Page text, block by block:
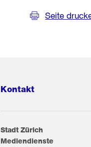
Seite
Kontakt
Stadt Zürich
Mediendienste